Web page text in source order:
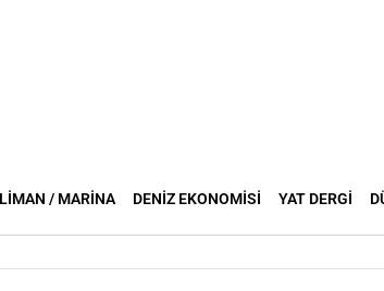
LIMAN / MARINA DENIZ EKONOMISI YAT DERGI